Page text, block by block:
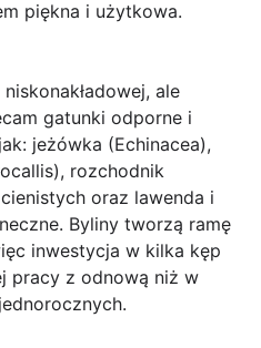
piękna i użytkowa.
ale
gatunki odporne i
jeżówka (Echinacea),
rozchodnik
oraz lawenda i
Byliny tworzą ramę
inwestycja w kilka kęp
pracy z odnową niż w